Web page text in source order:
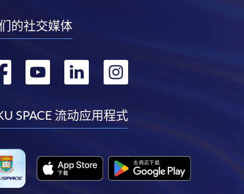
的社交媒体
转
facebook
转
youtube
转
linkedininstagram
SPACE 流动应用程式